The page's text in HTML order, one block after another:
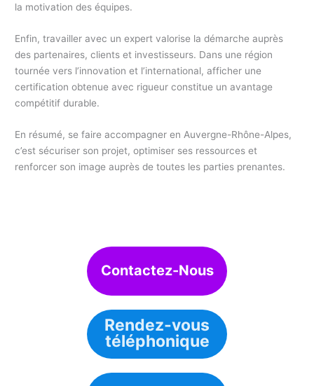
la motivation des équipes.
Enfin, travailler avec un expert valorise la démarche auprès
des partenaires, clients et investisseurs. Dans une région
tournée vers l’innovation et l’international, afficher une
certification obtenue avec rigueur constitue un avantage
compétitif durable.
En résumé, se faire accompagner en Auvergne-Rhône-Alpes,
c’est sécuriser son projet, optimiser ses ressources et
renforcer son image auprès de toutes les parties prenantes.
Contactez-Nous
Rendez-vous
téléphonique